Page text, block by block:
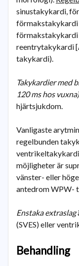
sinustakykardi,
förmakstakykardi
förmakstakykardi
reentrytakykardi
takykardi).
Takykardier med
120 ms hos vuxna)
hjärtsjukdom.
Vanligaste
regelbunden
möjligheter är
vänster- eller
antedrom WPW-
Enstaka extraslag
(SVES) eller
Behandling